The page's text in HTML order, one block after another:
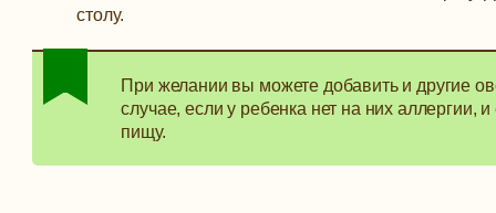
столу.
При желании вы можете добавить и другие
случае, если у ребенка нет на них аллергии,
пищу.